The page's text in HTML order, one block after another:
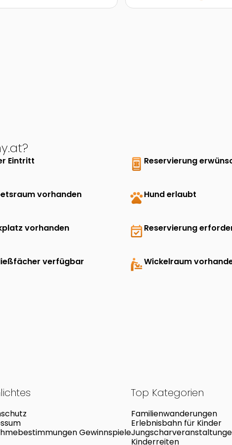
Eintritt book_online Reservierung
vorhanden petsHund erlaubt
vorhanden event_availableReservierung
verfügbar baby_changing_stationWickelraum
Gewinnspiele
Top Kategorien
Familienwanderungen
Erlebnisbahn für Kinder
Kinderreiten